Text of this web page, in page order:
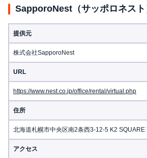
SapporoNest（サッポロネスト
提供元
株式会社SapporoNest
URL
https://www.nest.co.jp/office/rental/virtual.php
住所
北海道札幌市中央区南2条西3-12-5 K2 SQUARE
アクセス